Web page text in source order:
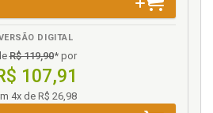
para legislar sobre
das parcerias sociais por
p. 51
é geral", p. 45
o fortalecimento do sistema
DIGITAL
R$ 119,90* por
107,91
4x de R$ 26,98